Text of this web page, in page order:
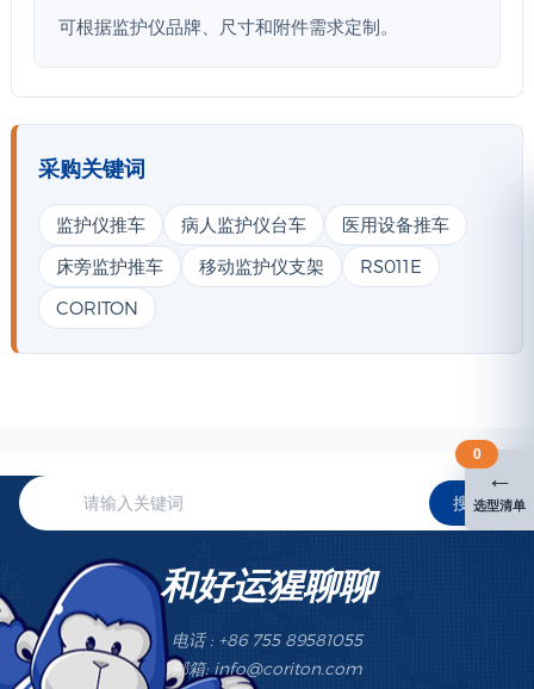
可根据监护仪品牌、尺寸和附件需求定制。
采购关键词
监护仪推车 病人监护仪台车
医用设备推车
床旁监护推车
移动监护仪支架
RS011E
CORITON
搜索
和好运猩聊聊
电话 : +86 755 89581055
邮箱: info@coriton.com
←
选型清单
0